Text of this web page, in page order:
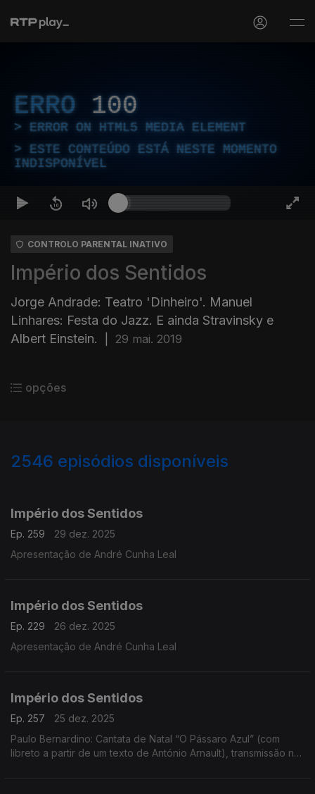
ERRO 100
ERROR ON HTML5 MEDIA ELEMENT
ESTE CONTEÚDO ESTÁ NESTE MOMENTO
INDISPONÍVEL
CONTROLO PARENTAL INATIVO
Império dos Sentidos
Jorge Andrade: Teatro 'Dinheiro'. Manuel
Linhares: Festa do Jazz. E ainda Stravinsky e
Albert Einstein.
29 mai. 2019
opções
2546 episódios disponíveis
Império dos Sentidos
Ep. 259
29 dez. 2025
Apresentação de André Cunha Leal
Império dos Sentidos
Ep. 229
26 dez. 2025
Apresentação de André Cunha Leal
Império dos Sentidos
Ep. 257
25 dez. 2025
Paulo Bernardino: Cantata de Natal “O Pássaro Azul” (com
libreto a partir de um texto de António Arnault), transmissão na